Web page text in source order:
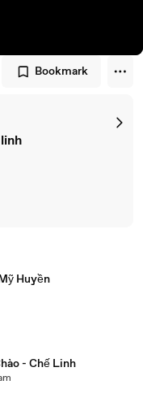
Bookmark
Huyền
- Chế Linh